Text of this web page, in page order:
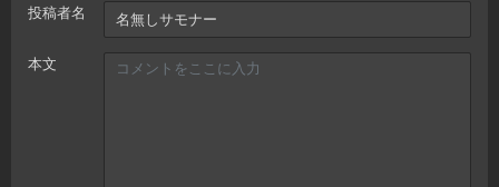
投稿者名
本文